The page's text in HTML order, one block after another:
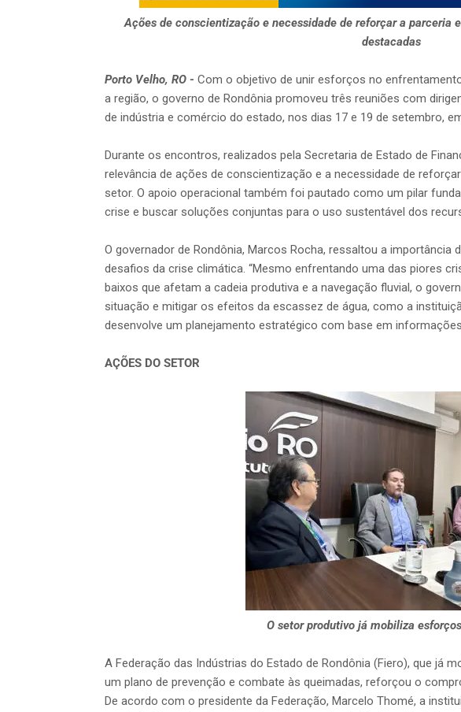
Ações de conscientização e necessidade de reforçar a parceria
destacadas
Porto Velho, RO - Com o objetivo de unir esforços no
a região, o governo de Rondônia promoveu três reuniões com
de indústria e comércio do estado, nos dias 17 e 19 de setembro,
Durante os encontros, realizados pela Secretaria de Estado de
relevância de ações de conscientização e a necessidade de
setor. O apoio operacional também foi pautado como um pilar
crise e buscar soluções conjuntas para o uso sustentável dos
O governador de Rondônia, Marcos Rocha, ressaltou a importância
desafios da crise climática. “Mesmo enfrentando uma das piores
baixos que afetam a cadeia produtiva e a navegação fluvial, o
situação e mitigar os efeitos da escassez de água, como a
desenvolve um planejamento estratégico com base em
AÇÕES DO SETOR
O setor produtivo já mobiliza
A Federação das Indústrias do Estado de Rondônia (Fiero), que já
um plano de prevenção e combate às queimadas, reforçou o
De acordo com o presidente da Federação, Marcelo Thomé, a